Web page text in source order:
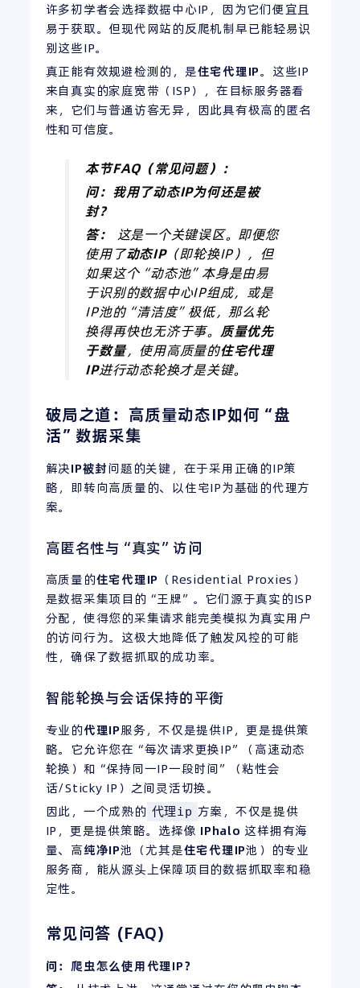
许多初学者会选择数据中心IP，因为它们便宜且
易于获取。但现代网站的反爬机制早已能轻易识
别这些IP。
真正能有效规避检测的，是住宅代理IP。这些IP
来自真实的家庭宽带（ISP），在目标服务器看
来，它们与普通访客无异，因此具有极高的匿名
性和可信度。
本节FAQ （常见问题）：
问：我用了动态IP为何还是被
封？
答：
这是一个关键误区。即便您
使用了动态IP（即轮换IP），但
如果这个“动态池”本身是由易
于识别的数据中心IP组成，或是
IP池的“清洁度”极低，那么轮
换得再快也无济于事。 质量优先
于数量，使用高质量的住宅代理
IP进行动态轮换才是关键。
破局之道：高质量动态IP如何“盘
活”数据采集
解决IP被封问题的关键，在于采用正确的IP策
略，即转向高质量的、以住宅IP为基础的代理方
案。
高匿名性与“真实”访问
高质量的住宅代理IP （Residential Proxies）
是数据采集项目的“王牌”。它们源于真实的ISP
分配，使得您的采集请求能完美模拟为真实用户
的访问行为。这极大地降低了触发风控的可能
性，确保了数据抓取的成功率。
智能轮换与会话保持的平衡
专业的代理IP服务，不仅是提供IP，更是提供策
略。它允许您在“每次请求更换IP”（高速动态
轮换）和“保持同一IP一段时间”（粘性会
话/Sticky IP）之间灵活切换。
因此，一个成熟的 代理ip 方案，不仅是提供
IP，更是提供策略。选择像 IPhalo 这样拥有海
量、高纯净IP池（尤其是住宅代理IP池）的专业
服务商，能从源头上保障项目的数据抓取率和稳
定性。
常见问答 (FAQ)
问：爬虫怎么使用代理IP？